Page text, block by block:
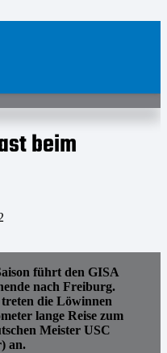
beim
führt den GISA
nach Freiburg.
die Löwinnen
lange Reise zum
Meister USC
an.